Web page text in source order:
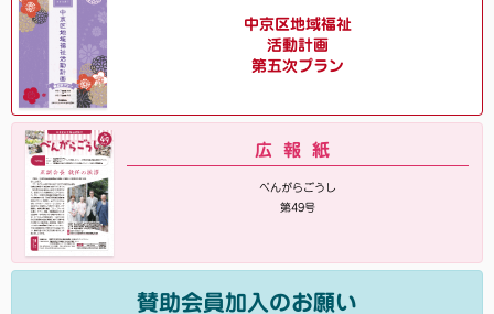
中京区地域福祉
活動計画
第五次プラン
広報紙
べんがらごうし
第49号
賛助会員加入のお願い